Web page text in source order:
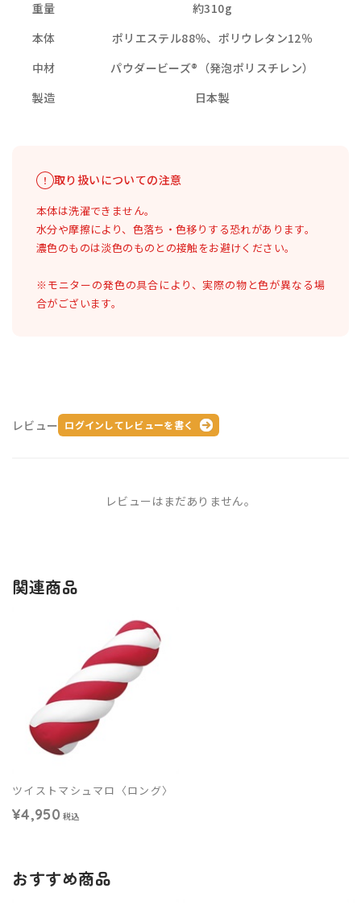
重量
約310g
本体
ポリエステル88％、ポリウレタン12％
中材
パウダービーズ®（発泡ポリスチレン）
製造
日本製
取り扱いについての注意
本体は洗濯できません。
水分や摩擦により、色落ち・色移りする恐れがあります。
濃色のものは淡色のものとの接触をお避けください。
※モニターの発色の具合により、実際の物と色が異なる場
合がございます。
レビュー ログインしてレビューを書く
レビューはまだありません。
関連商品
ツイストマシュマロ〈ロング〉
¥4,950 税込
おすすめ商品